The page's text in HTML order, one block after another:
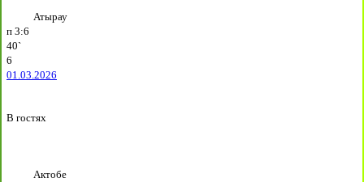
Атырау
п 3:6
40`
6
01.03.2026
В гостях
Актобе